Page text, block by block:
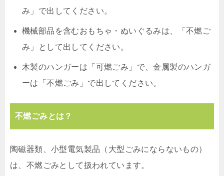
み」で出してください。
機械部品を含むおもちゃ・ぬいぐるみは、「不燃ご
み」として出してください。
木製のハンガーは「可燃ごみ」で、金属製のハンガ
ーは「不燃ごみ」で出してください。
不燃ごみとは？
陶磁器類、小型電気製品（大型ごみにならないもの）
は、不燃ごみとして扱われています。